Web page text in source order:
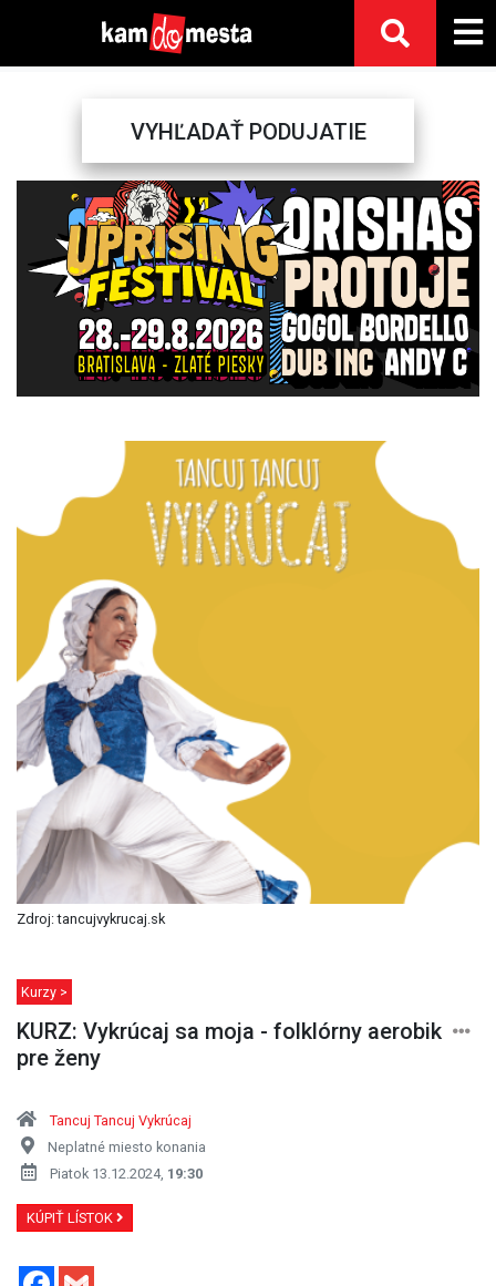
VYHĽADAŤ PODUJATIE
Previous Next
Zdroj: tancujvykrucaj.sk
Kurzy >
KURZ: Vykrúcaj sa moja - folklórny aerobik
pre ženy
Tancuj Tancuj Vykrúcaj
Neplatné miesto konania
Piatok 13.12.2024, 19:30
KÚPIŤ LÍSTOK
Facebook